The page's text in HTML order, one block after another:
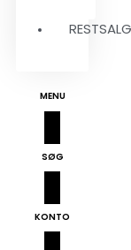
RESTSALG
MENU
SØG
KONTO